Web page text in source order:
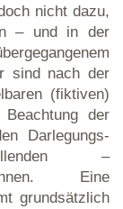
nicht dazu,
– und in der
sind nach der
(fiktiven)
der
Darlegungs-
–
Eine
grundsätzlich